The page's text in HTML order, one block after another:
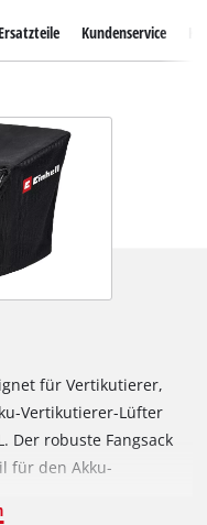
Kundenservice
für Vertikutierer,
Vertikutierer-Lüfter
Der robuste Fangsack
für den Akku-